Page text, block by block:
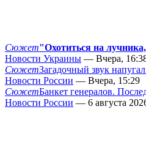
Сюжет"Охотиться на
Новости Украины — Вчера,
СюжетЗагадочный звук
Новости России — Вчера, 15:29
СюжетБанкет генералов.
Новости России — 6 августа